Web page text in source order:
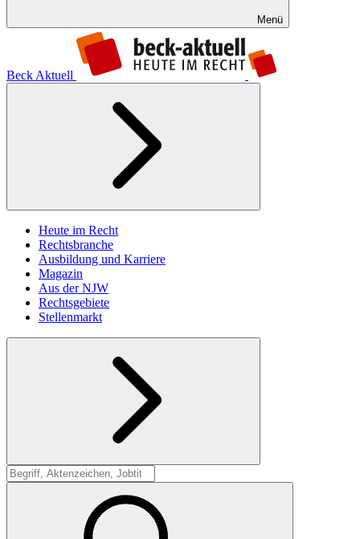
Menü
Beck Aktuell
Heute im Recht
Rechtsbranche
Ausbildung und Karriere
Magazin
Aus der NJW
Rechtsgebiete
Stellenmarkt
Suche